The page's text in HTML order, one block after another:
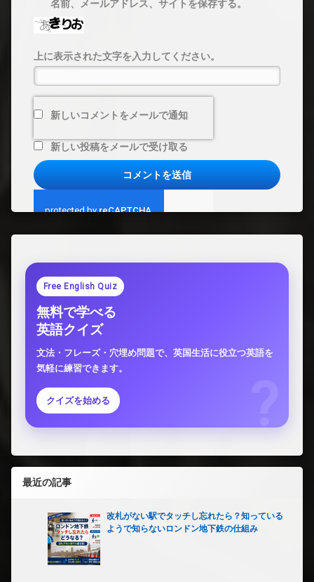
名前、メールアドレス、サイトを保存する。
上に表示された文字を入力してください。
新しいコメントをメールで通知
新しい投稿をメールで受け取る
Free English Quiz
無料で学べる
英語クイズ
文法・フレーズ・穴埋め問題で、英国生活に役立つ英語を
気軽に練習できます。
クイズを始める
最近の記事
改札がない駅でタッチし忘れたら？知っている
ようで知らないロンドン地下鉄の仕組み